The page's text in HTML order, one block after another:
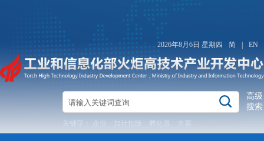
简 EN
2026年8月6日 星期四
高级
搜索
关键字： 企业 加计扣除 孵化器 大赛